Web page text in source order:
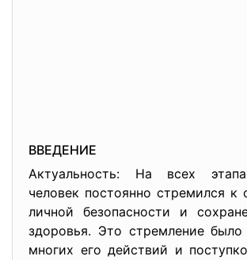
ВВЕДЕНИЕ
Актуальность: На всех
человек постоянно стремился к
личной безопасности и
здоровья. Это стремление было
многих его действий и